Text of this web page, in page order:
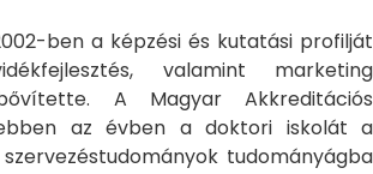
ben a képzési és kutatási profilját
valamint marketing
A Magyar Akkreditációs
az évben a doktori iskolát a
tudományágba